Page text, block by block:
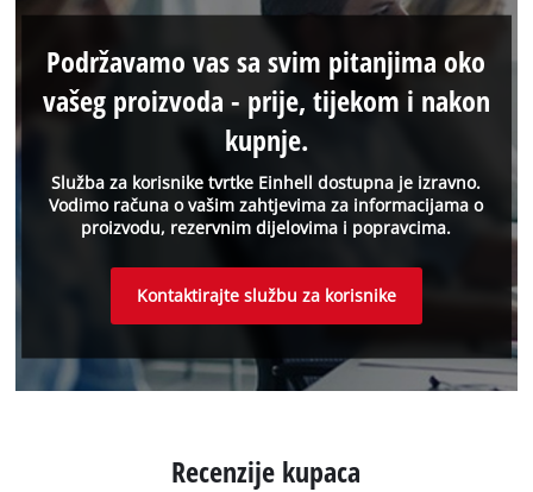
Služba za korisnike tvrtke Einhell dostupna je izravno.
Vodimo računa o vašim zahtjevima za informacijama o
proizvodu, rezervnim dijelovima i popravcima.
Podržavamo vas sa svim pitanjima oko
vašeg proizvoda - prije, tijekom i nakon
kupnje.
Kontaktirajte službu za korisnike
Recenzije kupaca